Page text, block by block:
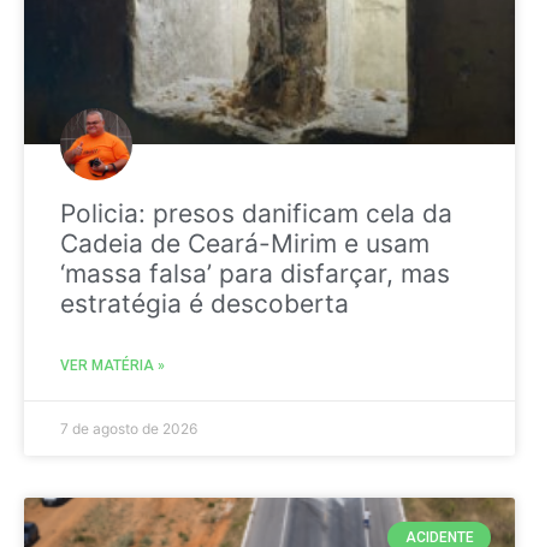
Policia: presos danificam cela da
Cadeia de Ceará-Mirim e usam
‘massa falsa’ para disfarçar, mas
estratégia é descoberta
VER MATÉRIA »
7 de agosto de 2026
ACIDENTE